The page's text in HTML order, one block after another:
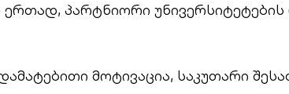
პარტნიორი უნივერსიტეტების
მოტივაცია, საკუთარი